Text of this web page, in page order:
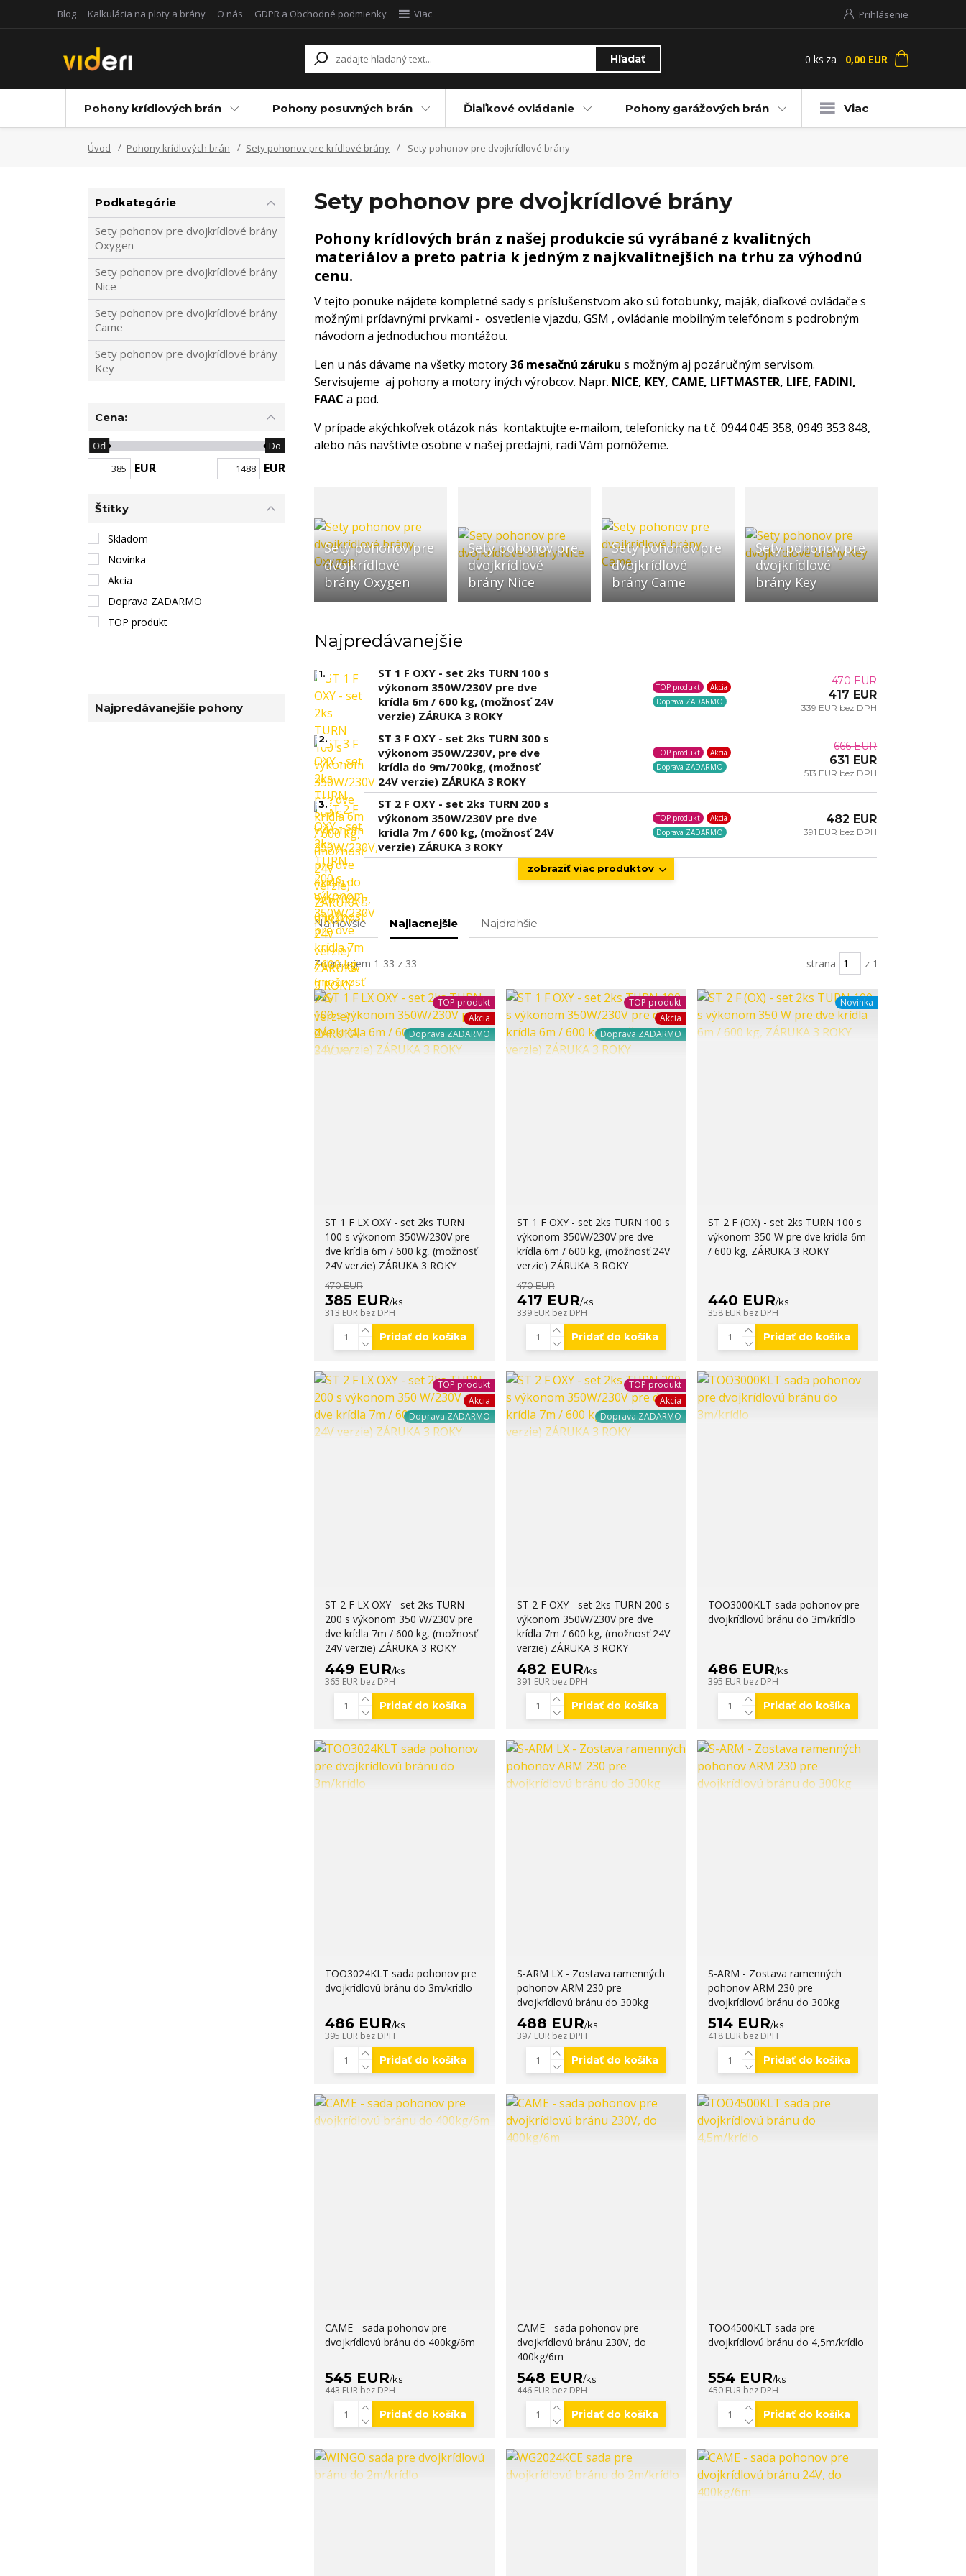
Blog Kalkulácia na ploty a brány O nás GDPR a Obchodné podmienky Viac Prihlásenie
Hľadať 0 ks za 0,00 EUR
Pohony krídlových brán Pohony posuvných brán Ďiaľkové ovládanie Pohony garážových brán Viac
Úvod Pohony krídlových brán Sety pohonov pre krídlové brány Sety pohonov pre dvojkrídlové brány
Sety pohonov pre dvojkrídlové brány
Pohony krídlových brán z našej produkcie sú vyrábané z kvalitných
materiálov a preto patria k jedným z najkvalitnejších na trhu za výhodnú
cenu.
V tejto ponuke nájdete kompletné sady s príslušenstvom ako sú fotobunky, maják, diaľkové ovládače s
možnými prídavnými prvkami - osvetlenie vjazdu, GSM , ovládanie mobilným telefónom s podrobným
návodom a jednoduchou montážou.
Len u nás dávame na všetky motory36 mesačnú záruku s možným aj pozáručným servisom.
Servisujeme aj pohony a motory iných výrobcov. Napr. NICE, KEY, CAME, LIFTMASTER, LIFE, FADINI,
FAAC a pod.
V prípade akýchkoľvek otázok nás kontaktujte e-mailom, telefonicky na t.č. 0944 045 358, 0949 353 848,
alebo nás navštívte osobne v našej predajni, radi Vám pomôžeme.
Sety pohonov pre
dvojkrídlové
brány Oxygen
Sety pohonov pre
dvojkrídlové
brány Nice
Sety pohonov pre
dvojkrídlové
brány Came
Sety pohonov pre
dvojkrídlové
brány Key
Najpredávanejšie
1.
ST 1 F OXY - set 2ks TURN 100 s
výkonom 350W/230V pre dve
krídla 6m / 600 kg, (možnosť 24V
verzie) ZÁRUKA 3 ROKY
TOP produkt
Akcia
Doprava ZADARMO
470 EUR
417 EUR
339 EUR bez DPH
2.
ST 3 F OXY - set 2ks TURN 300 s
výkonom 350W/230V, pre dve
krídla do 9m/700kg, (možnosť
24V verzie) ZÁRUKA 3 ROKY
TOP produkt
Akcia
Doprava ZADARMO
666 EUR
631 EUR
513 EUR bez DPH
3.
ST 2 F OXY - set 2ks TURN 200 s
výkonom 350W/230V pre dve
krídla 7m / 600 kg, (možnosť 24V
verzie) ZÁRUKA 3 ROKY
TOP produkt
Akcia
Doprava ZADARMO
482 EUR
391 EUR bez DPH
zobraziť viac produktov
Najnovšie Najlacnejšie Najdrahšie
Zobrazujem 1-33 z 33 strana z 1
TOP produkt
Akcia
Doprava ZADARMO
ST 1 F LX OXY - set 2ks TURN
100 s výkonom 350W/230V pre
dve krídla 6m / 600 kg, (možnosť
24V verzie) ZÁRUKA 3 ROKY
470 EUR
385 EUR/ks
313 EUR bez DPH
Pridať do košíka
TOP produkt
Akcia
Doprava ZADARMO
ST 1 F OXY - set 2ks TURN 100 s
výkonom 350W/230V pre dve
krídla 6m / 600 kg, (možnosť 24V
verzie) ZÁRUKA 3 ROKY
470 EUR
417 EUR/ks
339 EUR bez DPH
Pridať do košíka
Novinka
ST 2 F (OX) - set 2ks TURN 100 s
výkonom 350 W pre dve krídla 6m
/ 600 kg, ZÁRUKA 3 ROKY
440 EUR/ks
358 EUR bez DPH
Pridať do košíka
TOP produkt
Akcia
Doprava ZADARMO
ST 2 F LX OXY - set 2ks TURN
200 s výkonom 350 W/230V pre
dve krídla 7m / 600 kg, (možnosť
24V verzie) ZÁRUKA 3 ROKY
449 EUR/ks
365 EUR bez DPH
Pridať do košíka
TOP produkt
Akcia
Doprava ZADARMO
ST 2 F OXY - set 2ks TURN 200 s
výkonom 350W/230V pre dve
krídla 7m / 600 kg, (možnosť 24V
verzie) ZÁRUKA 3 ROKY
482 EUR/ks
391 EUR bez DPH
Pridať do košíka
TOO3000KLT sada pohonov pre
dvojkrídlovú bránu do 3m/krídlo
486 EUR/ks
395 EUR bez DPH
Pridať do košíka
TOO3024KLT sada pohonov pre
dvojkrídlovú bránu do 3m/krídlo
486 EUR/ks
395 EUR bez DPH
Pridať do košíka
S-ARM LX - Zostava ramenných
pohonov ARM 230 pre
dvojkrídlovú bránu do 300kg
488 EUR/ks
397 EUR bez DPH
Pridať do košíka
S-ARM - Zostava ramenných
pohonov ARM 230 pre
dvojkrídlovú bránu do 300kg
514 EUR/ks
418 EUR bez DPH
Pridať do košíka
CAME - sada pohonov pre
dvojkrídlovú bránu do 400kg/6m
545 EUR/ks
443 EUR bez DPH
Pridať do košíka
CAME - sada pohonov pre
dvojkrídlovú bránu 230V, do
400kg/6m
548 EUR/ks
446 EUR bez DPH
Pridať do košíka
TOO4500KLT sada pre
dvojkrídlovú bránu do 4,5m/krídlo
554 EUR/ks
450 EUR bez DPH
Pridať do košíka
Podkategórie
Sety pohonov pre dvojkrídlové brány
Oxygen
Sety pohonov pre dvojkrídlové brány
Nice
Sety pohonov pre dvojkrídlové brány
Came
Sety pohonov pre dvojkrídlové brány
Key
Cena:
EUR
Od Do
EUR
Štítky
Skladom
Novinka
Akcia
Doprava ZADARMO
TOP produkt
Najpredávanejšie pohony